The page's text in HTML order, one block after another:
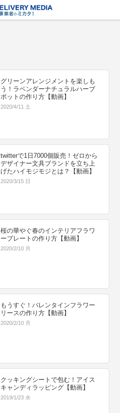
グリーンアレンジメントを楽しも
う！ラベンダーナチュラルハーブ
ポットの作り方【動画】
2020/4/11 土
twitterで1日7000個販売！ゼロから
デザイナー文具ブランドを立ち上
げたハイモジモジとは？【動画】
2020/3/15 日
桜の華やぐ春のインテリアフラワ
ープレートの作り方【動画】
2020/2/10 月
もうすぐ！バレンタインフラワー
リースの作り方【動画】
2020/2/10 月
クッキングシートで包む！アイス
キャンディラッピング【動画】
2019/1/23 水